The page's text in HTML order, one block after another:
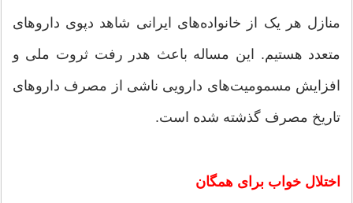
منازل هر یک از خانواده‌های ایرانی شاهد دپوی داروهای
متعدد هستیم. این مساله باعث هدر رفت ثروت ملی و
افزایش مسمومیت‌های دارویی ناشی از مصرف داروهای
تاریخ مصرف گذشته شده است.
اختلال خواب برای همگان